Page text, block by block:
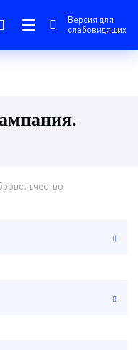
Версия для
слабовидящих